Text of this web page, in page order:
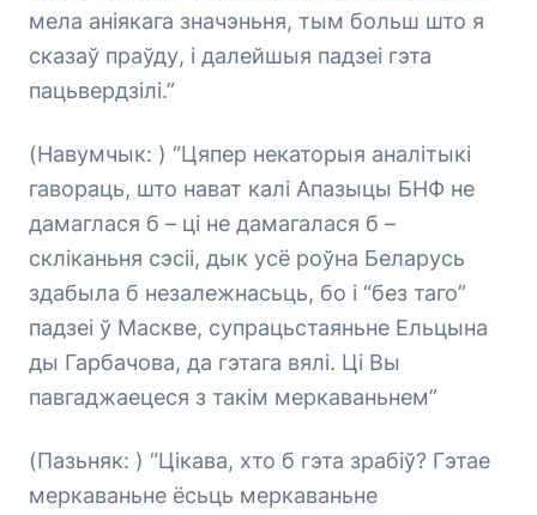
мела аніякага значэньня, тым больш што я
сказаў праўду, і далейшыя падзеі гэта
пацьвердзілі.”
(Навумчык: ) “Цяпер некаторыя аналітыкі
гавораць, што нават калі Апазыцы БНФ не
дамаглася б – ці не дамагалася б –
скліканьня сэсіі, дык усё роўна Беларусь
здабыла б незалежнасьць, бо і “без таго”
падзеі ў Маскве, супрацьстаяньне Ельцына
ды Гарбачова, да гэтага вялі. Ці Вы
павгаджаецеся з такім меркаваньнем”
(Пазьняк: ) “Цікава, хто б гэта зрабіў? Гэтае
меркаваньне ёсьць меркаваньне